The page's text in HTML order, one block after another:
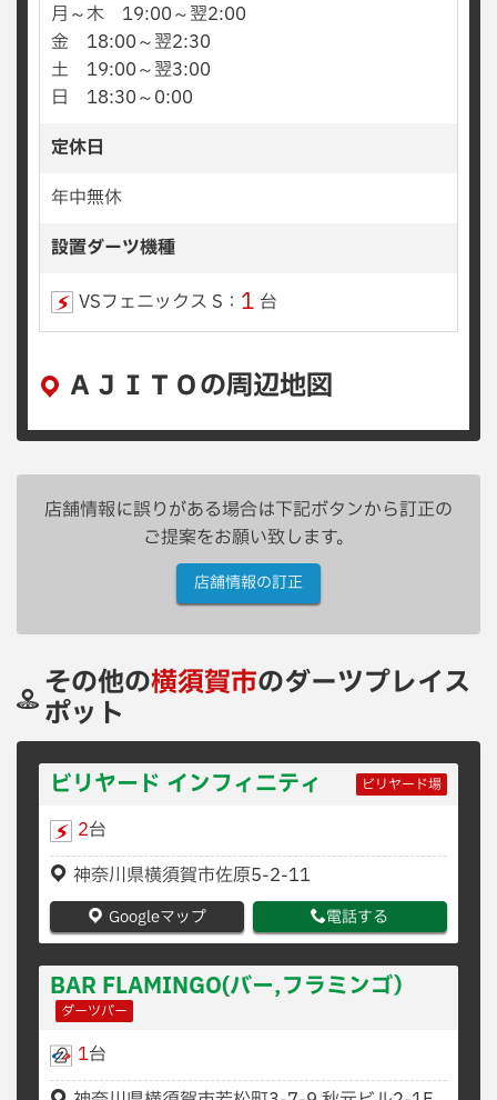
月～木 19:00～翌2:00
金 18:00～翌2:30
土 19:00～翌3:00
日 18:30～0:00
定休日
年中無休
設置ダーツ機種
VSフェニックス S： 1 台
ＡＪＩＴＯの周辺地図
店舗情報に誤りがある場合は下記ボタンから訂正の
ご提案をお願い致します。
店舗情報の訂正
その他の横須賀市のダーツプレイス
ポット
ビリヤード インフィニティ ビリヤード場
2台
神奈川県横須賀市佐原5-2-11
Googleマップ 電話する
BAR FLAMINGO(バー,フラミンゴ）
ダーツバー
1台